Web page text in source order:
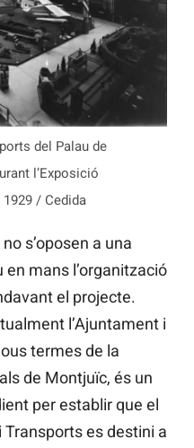
del Palau de
l’Exposició
/ Cedida
s’oposen a una
mans l’organització
el projecte.
l’Ajuntament i
termes de la
de Montjuïc, és un
per establir que el
es destini a